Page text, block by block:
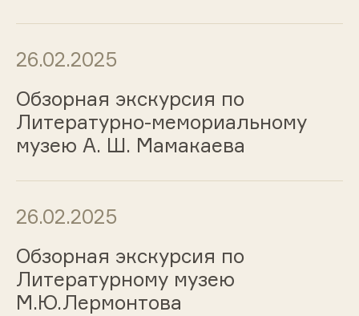
26.02.2025
Обзорная экскурсия по
Литературно-мемориальному
музею А. Ш. Мамакаева
26.02.2025
Обзорная экскурсия по
Литературному музею
М.Ю.Лермонтова